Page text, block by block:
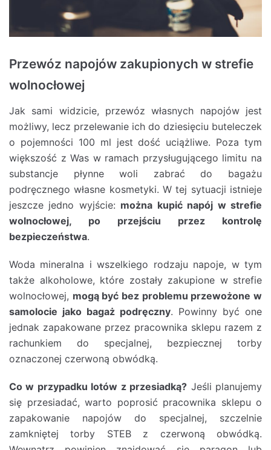
Przewóz napojów zakupionych w strefie
wolnocłowej
Jak sami widzicie, przewóz własnych napojów jest
możliwy, lecz przelewanie ich do dziesięciu buteleczek
o pojemności 100 ml jest dość uciążliwe. Poza tym
większość z Was w ramach przysługującego limitu na
substancje płynne woli zabrać do bagażu
podręcznego własne kosmetyki. W tej sytuacji istnieje
jeszcze jedno wyjście: można kupić napój w strefie
wolnocłowej, po przejściu przez kontrolę
bezpieczeństwa.
Woda mineralna i wszelkiego rodzaju napoje, w tym
także alkoholowe, które zostały zakupione w strefie
wolnocłowej, mogą być bez problemu przewożone w
samolocie jako bagaż podręczny. Powinny być one
jednak zapakowane przez pracownika sklepu razem z
rachunkiem do specjalnej, bezpiecznej torby
oznaczonej czerwoną obwódką.
Co w przypadku lotów z przesiadką? Jeśli planujemy
się przesiadać, warto poprosić pracownika sklepu o
zapakowanie napojów do specjalnej, szczelnie
zamkniętej torby STEB z czerwoną obwódką.